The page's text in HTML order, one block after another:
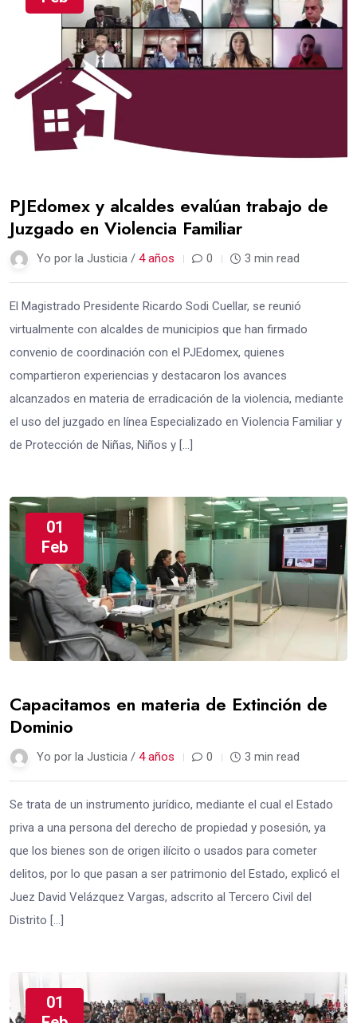
PJEdomex y alcaldes evalúan trabajo de
Juzgado en Violencia Familiar
Yo por la Justicia / 4 años 0 3 min read
El Magistrado Presidente Ricardo Sodi Cuellar, se reunió
virtualmente con alcaldes de municipios que han firmado
convenio de coordinación con el PJEdomex, quienes
compartieron experiencias y destacaron los avances
alcanzados en materia de erradicación de la violencia, mediante
el uso del juzgado en línea Especializado en Violencia Familiar y
de Protección de Niñas, Niños y […]
01
Feb
Capacitamos en materia de Extinción de
Dominio
Yo por la Justicia / 4 años 0 3 min read
Se trata de un instrumento jurídico, mediante el cual el Estado
priva a una persona del derecho de propiedad y posesión, ya
que los bienes son de origen ilícito o usados para cometer
delitos, por lo que pasan a ser patrimonio del Estado, explicó el
Juez David Velázquez Vargas, adscrito al Tercero Civil del
Distrito […]
01